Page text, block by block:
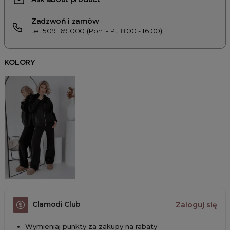
Zadzwoń i zamów
tel. 509 169 000 (Pon. - Pt. 8:00 - 16:00)
KOLORY
Clamodi Club Zaloguj się
Wymieniaj punkty za zakupy na rabaty